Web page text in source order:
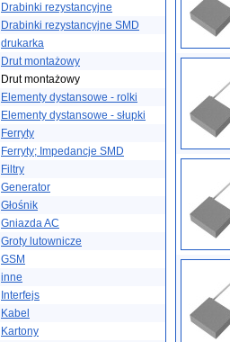
Drabinki rezystancyjne
Drabinki rezystancyjne SMD
drukarka
Drut montażowy
Drut montażowy
Elementy dystansowe - rolki
Elementy dystansowe - słupki
Ferryty
Ferryty; Impedancje SMD
Filtry
Generator
Głośnik
Gniazda AC
Groty lutownicze
GSM
inne
Interfejs
Kabel
Kartony